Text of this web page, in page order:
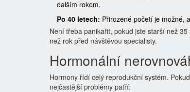
dalším rokem.
Po 40 letech: Přirozené početí je možné,
Není třeba panikařit, pokud jste starší než
než rok před návštěvou specialisty.
Hormonální
Hormony řídí celý reprodukční systém.
nejčastější problémy patří: